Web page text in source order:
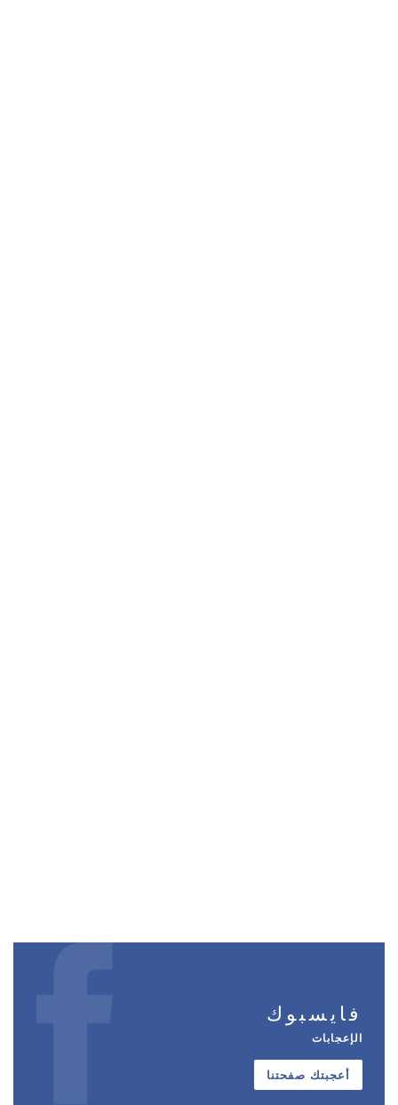
فايسبوك
الإعجابات
أعجبتك صفحتنا